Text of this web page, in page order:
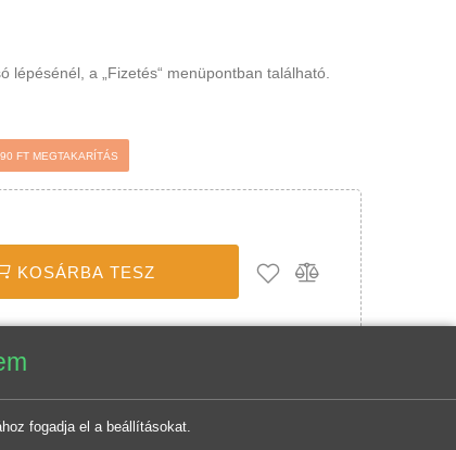
lépésénél, a „Fizetés“ menüpontban
KOSÁRBA TESZ
fogadja el a beállításokat.